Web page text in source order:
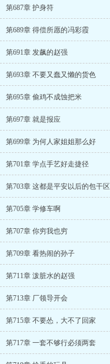
第687章 护身符
第689章 得偿所愿的冯彩霞
第691章 发飙的赵强
第693章 不要又蠢又懒的货色
第695章 偷鸡不成蚀把米
第697章 就是报应
第699章 为何人家姐姐那么好
第701章 学点手艺好走捷径
第703章 这都是平安以后的包干区
第705章 学修车啊
第707章 你穷我也穷
第709章 看热闹的孙子
第711章 泼脏水的赵强
第713章 厂领导开会
第715章 不要怂，大不了回家
第717章 一套不够行必须两套